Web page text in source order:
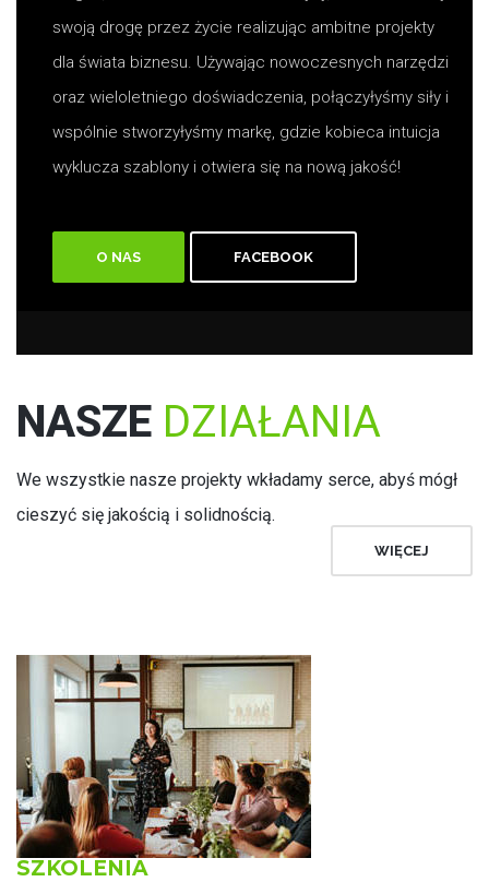
swoją drogę przez życie realizując ambitne projekty
dla świata biznesu. Używając nowoczesnych narzędzi
oraz wieloletniego doświadczenia, połączyłyśmy siły i
wspólnie stworzyłyśmy markę, gdzie kobieca intuicja
wyklucza szablony i otwiera się na nową jakość!
O NAS FACEBOOK
NASZE DZIAŁANIA
We wszystkie nasze projekty wkładamy serce, abyś mógł
cieszyć się jakością i solidnością.
WIĘCEJ
SZKOLENIA